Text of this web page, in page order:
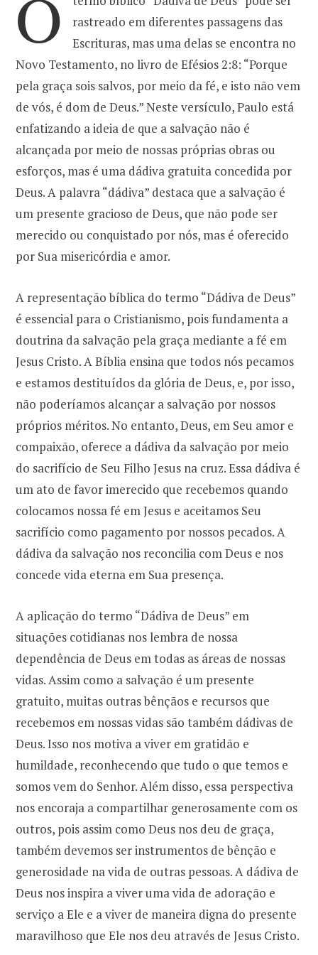
o
k a
m
rastreado em diferentes passagens das
Escrituras, mas uma delas se encontra no
Novo Testamento, no livro de Efésios 2:8: “Porque
pela graça sois salvos, por meio da fé, e isto não vem
de vós, é dom de Deus.” Neste versículo, Paulo está
enfatizando a ideia de que a salvação não é
alcançada por meio de nossas próprias obras ou
esforços, mas é uma dádiva gratuita concedida por
Deus. A palavra “dádiva” destaca que a salvação é
um presente gracioso de Deus, que não pode ser
merecido ou conquistado por nós, mas é oferecido
por Sua misericórdia e amor.
A representação bíblica do termo “Dádiva de Deus”
é essencial para o Cristianismo, pois fundamenta a
doutrina da salvação pela graça mediante a fé em
Jesus Cristo. A Bíblia ensina que todos nós pecamos
e estamos destituídos da glória de Deus, e, por isso,
não poderíamos alcançar a salvação por nossos
próprios méritos. No entanto, Deus, em Seu amor e
compaixão, oferece a dádiva da salvação por meio
do sacrifício de Seu Filho Jesus na cruz. Essa dádiva é
um ato de favor imerecido que recebemos quando
colocamos nossa fé em Jesus e aceitamos Seu
sacrifício como pagamento por nossos pecados. A
dádiva da salvação nos reconcilia com Deus e nos
concede vida eterna em Sua presença.
A aplicação do termo “Dádiva de Deus” em
situações cotidianas nos lembra de nossa
dependência de Deus em todas as áreas de nossas
vidas. Assim como a salvação é um presente
gratuito, muitas outras bênçãos e recursos que
recebemos em nossas vidas são também dádivas de
Deus. Isso nos motiva a viver em gratidão e
humildade, reconhecendo que tudo o que temos e
somos vem do Senhor. Além disso, essa perspectiva
nos encoraja a compartilhar generosamente com os
outros, pois assim como Deus nos deu de graça,
também devemos ser instrumentos de bênção e
generosidade na vida de outras pessoas. A dádiva de
Deus nos inspira a viver uma vida de adoração e
serviço a Ele e a viver de maneira digna do presente
maravilhoso que Ele nos deu através de Jesus Cristo.